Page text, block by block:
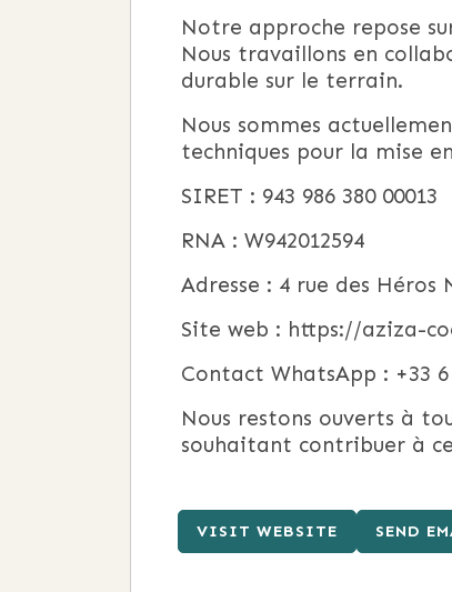
Notre approche repose
Nous travaillons en
durable sur le terrain.
Nous sommes
techniques pour la mise
SIRET : 943 986 380 00013
RNA : W942012594
Adresse : 4 rue des Héros
Site web : https://aziza-
Contact WhatsApp : +33 6
Nous restons ouverts à
souhaitant contribuer à
VISIT WEBSITE SEND